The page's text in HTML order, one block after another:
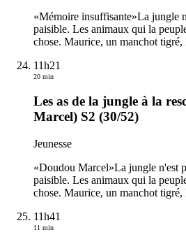
«Mémoire insuffisante»La jungle
paisible. Les animaux qui la
chose. Maurice, un manchot tigré,
11h21
20 min
Les as de la jungle à la
Marcel) S2 (30/52)
Jeunesse
«Doudou Marcel»La jungle n'est
paisible. Les animaux qui la
chose. Maurice, un manchot
11h41
11 min